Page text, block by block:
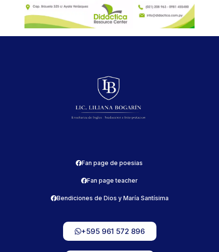
Fan page de poesias
Fan page teacher
Bendiciones de Dios y María Santísima
+595 961 572 896